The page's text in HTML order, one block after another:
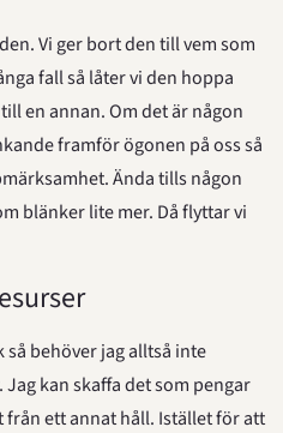
Vi ger bort den till vem som
fall så låter vi den hoppa
en annan. Om det är någon
framför ögonen på oss så
Ända tills någon
blänker lite mer. Då flyttar vi
behöver jag alltså inte
kan skaffa det som pengar
från ett annat håll. Istället för att